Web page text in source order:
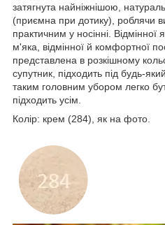
затягнута найніжнішою,
(приємна при дотику), роблячи
практичним у носінні. Відмінної
м'яка, відмінної й комфортної
представлена ​​в розкішному
супутник, підходить під будь-
таким головним убором легко
підходить усім.
Колір: крем (284), як на фото.